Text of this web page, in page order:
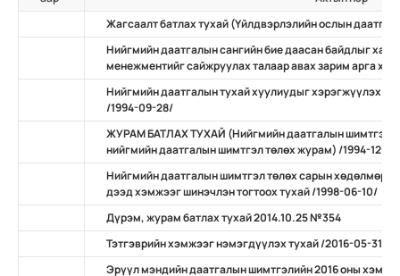
Жагсаалт батлах тухай (Үйлдвэрлэлийн ослын
Нийгмийн даатгалын сангийн бие даасан байдлыг
менежментийг сайжруулах талаар авах зарим арга
Нийгмийн даатгалын тухай хуулиудыг хэрэгжүүлэх
/1994-09-28/
ЖУРАМ БАТЛАХ ТУХАЙ (Нийгмийн даатгалын шимтгэл
нийгмийн даатгалын шимтгэл төлөх журам) /1994-12-21/
Нийгмийн даатгалын шимтгэл төлөх сарын
дээд хэмжээг шинэчлэн тогтоох тухай /1998-06-10/
Дүрэм, журам батлах тухай 2014.10.25 №354
Тэтгэврийн хэмжээг нэмэгдүүлэх тухай /2016-05-31
Эрүүл мэндийн даатгалын шимтгэлийн 2016 оны